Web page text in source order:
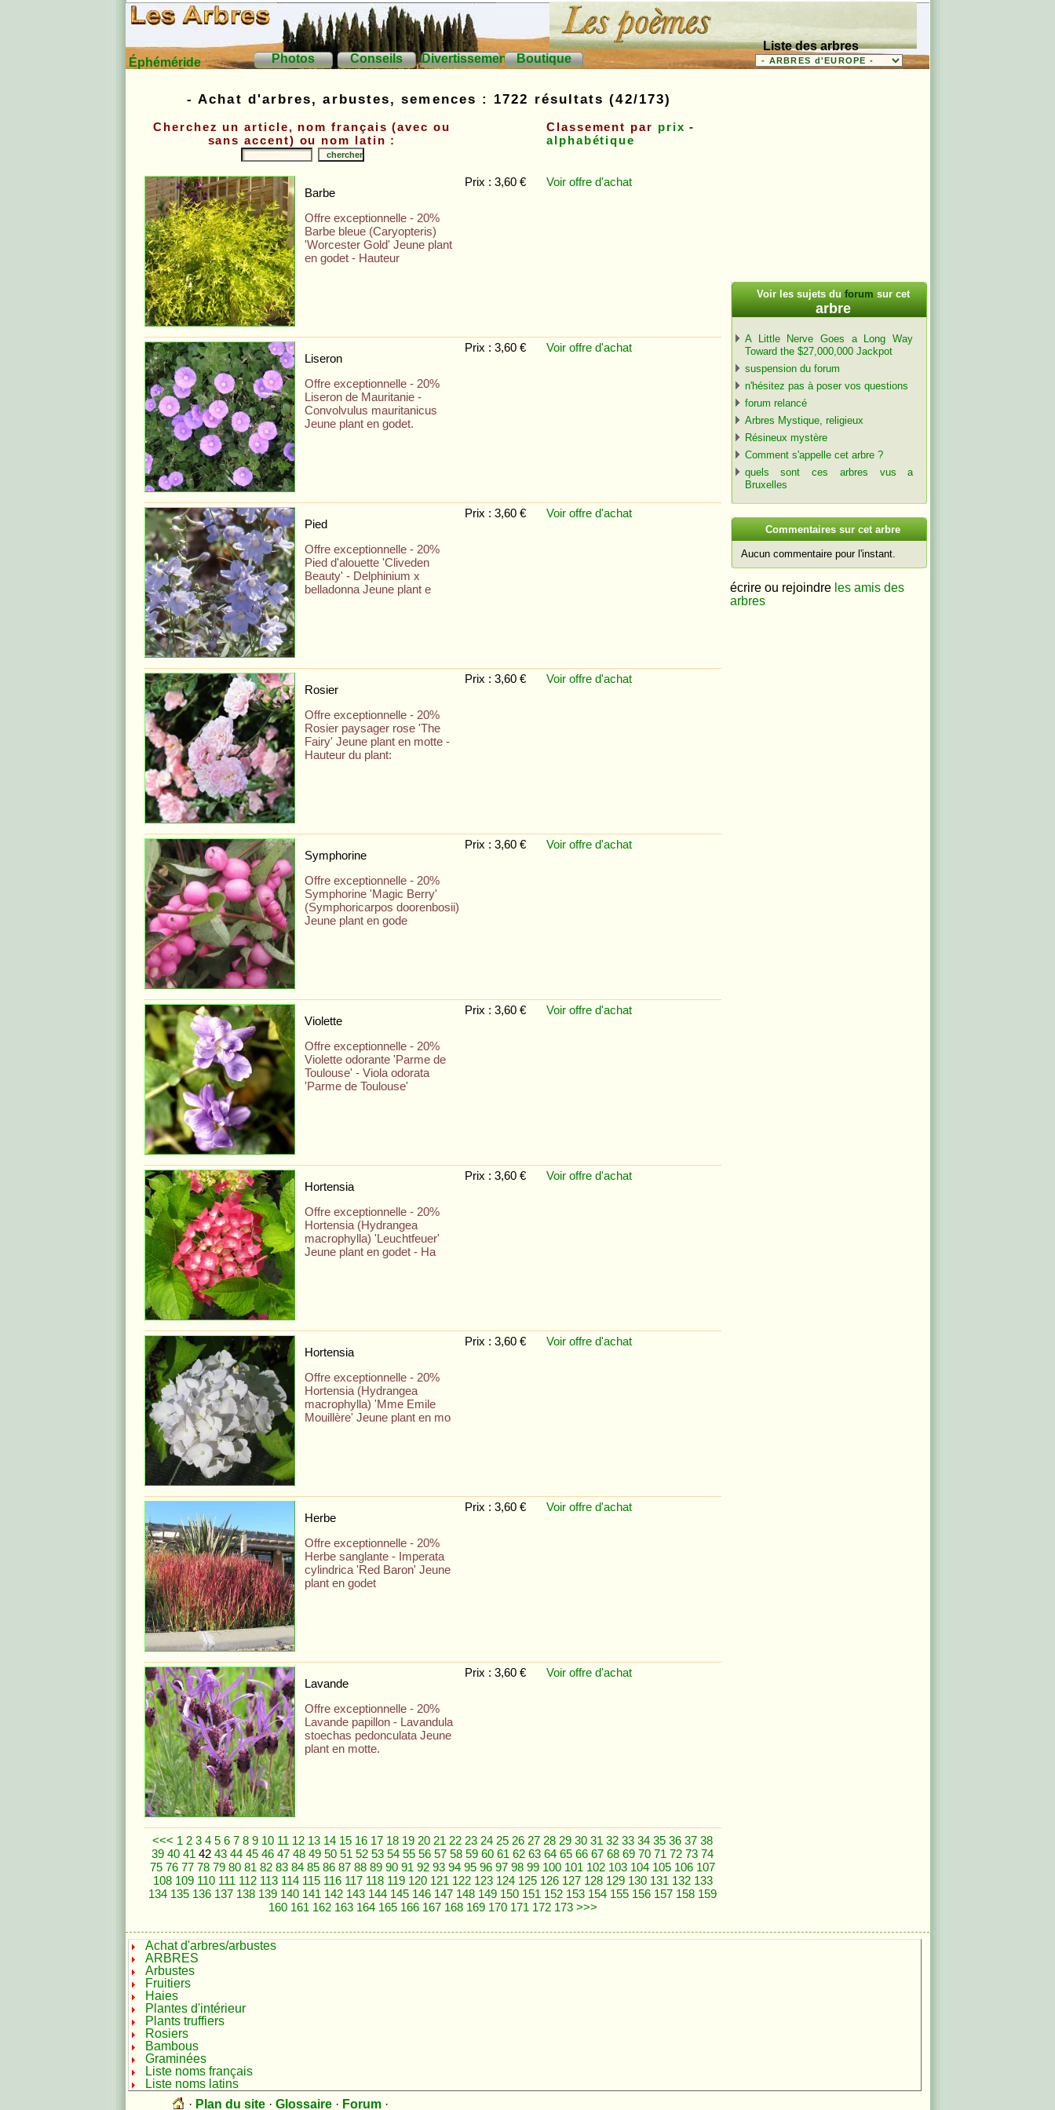
Éphéméride Photos Conseils DivertissementsBoutique
Liste des arbres
- Achat d'arbres, arbustes, semences : 1722 résultats (42/173)
Cherchez un article, nom français (avec ou
sans accent) ou nom latin :
Classement par prix -
alphabétique
Barbe
Offre exceptionnelle - 20%
Barbe bleue (Caryopteris)
'Worcester Gold' Jeune plant
en godet - Hauteur
Prix : 3,60 € Voir offre d'achat
Liseron
Offre exceptionnelle - 20%
Liseron de Mauritanie -
Convolvulus mauritanicus
Jeune plant en godet.
Prix : 3,60 € Voir offre d'achat
Pied
Offre exceptionnelle - 20%
Pied d'alouette 'Cliveden
Beauty' - Delphinium x
belladonna Jeune plant e
Prix : 3,60 € Voir offre d'achat
Rosier
Offre exceptionnelle - 20%
Rosier paysager rose 'The
Fairy' Jeune plant en motte -
Hauteur du plant:
Prix : 3,60 € Voir offre d'achat
Symphorine
Offre exceptionnelle - 20%
Symphorine 'Magic Berry'
(Symphoricarpos doorenbosii)
Jeune plant en gode
Prix : 3,60 € Voir offre d'achat
Violette
Offre exceptionnelle - 20%
Violette odorante 'Parme de
Toulouse' - Viola odorata
'Parme de Toulouse'
Prix : 3,60 € Voir offre d'achat
Hortensia
Offre exceptionnelle - 20%
Hortensia (Hydrangea
macrophylla) 'Leuchtfeuer'
Jeune plant en godet - Ha
Prix : 3,60 € Voir offre d'achat
Hortensia
Offre exceptionnelle - 20%
Hortensia (Hydrangea
macrophylla) 'Mme Emile
Mouillère' Jeune plant en mo
Prix : 3,60 € Voir offre d'achat
Herbe
Offre exceptionnelle - 20%
Herbe sanglante - Imperata
cylindrica 'Red Baron' Jeune
plant en godet
Prix : 3,60 € Voir offre d'achat
Lavande
Offre exceptionnelle - 20%
Lavande papillon - Lavandula
stoechas pedonculata Jeune
plant en motte.
Prix : 3,60 € Voir offre d'achat
<<< 1 2 3 4 5 6 7 8 9 10 11 12 13 14 15 16 17 18 19 20 21 22 23 24 25 26 27 28 29 30 31 32 33 34 35 36 37 38
39 40 41 42 43 44 45 46 47 48 49 50 51 52 53 54 55 56 57 58 59 60 61 62 63 64 65 66 67 68 69 70 71 72 73 74
75 76 77 78 79 80 81 82 83 84 85 86 87 88 89 90 91 92 93 94 95 96 97 98 99 100 101 102 103 104 105 106 107
108 109 110 111 112 113 114 115 116 117 118 119 120 121 122 123 124 125 126 127 128 129 130 131 132 133
134 135 136 137 138 139 140 141 142 143 144 145 146 147 148 149 150 151 152 153 154 155 156 157 158 159
160 161 162 163 164 165 166 167 168 169 170 171 172 173 >>>
Voir les sujets du forum sur cet
arbre
A Little Nerve Goes a Long Way
Toward the $27,000,000 Jackpot
suspension du forum
n'hésitez pas à poser vos questions
forum relancé
Arbres Mystique, religieux
Résineux mystère
Comment s'appelle cet arbre ?
quels sont ces arbres vus a
Bruxelles
Commentaires sur cet arbre
Aucun commentaire pour l'instant.
écrire ou rejoindre les amis des
arbres
Achat d'arbres/arbustes
ARBRES
Arbustes
Fruitiers
Haies
Plantes d'intérieur
Plants truffiers
Rosiers
Bambous
Graminées
Liste noms français
Liste noms latins
· Plan du site · Glossaire · Forum ·